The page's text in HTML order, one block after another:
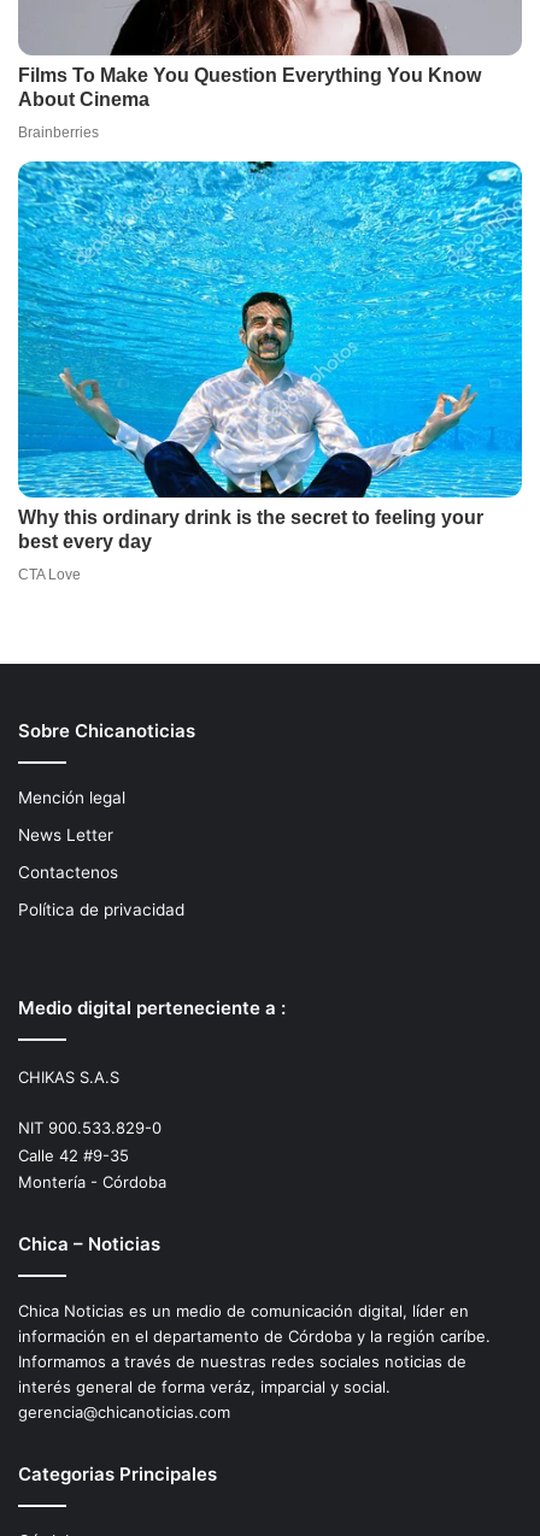
Sobre Chicanoticias
Mención legal
News Letter
Contactenos
Política de privacidad
Medio digital perteneciente a :
CHIKAS S.A.S
NIT 900.533.829-0
Calle 42 #9-35
Montería - Córdoba
Chica – Noticias
Chica Noticias es un medio de comunicación digital, líder en
información en el departamento de Córdoba y la región caríbe.
Informamos a través de nuestras redes sociales noticias de
interés general de forma veráz, imparcial y social.
gerencia@chicanoticias.com
Categorias Principales